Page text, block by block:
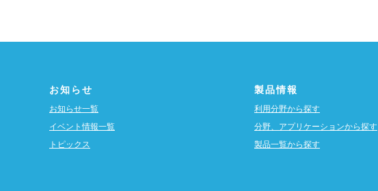
お知らせ
お知らせ一覧
イベント情報一覧
トピックス
製品情報
利用分野から探す
分野、アプリケーションから探す
製品一覧から探す